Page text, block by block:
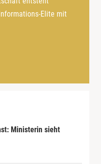
Elite mit
Ministerin sieht